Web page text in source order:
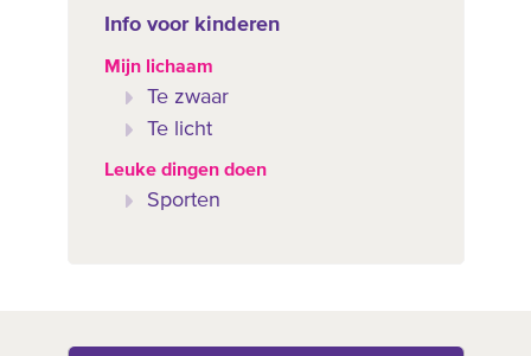
Info voor kinderen
Mijn lichaam
Te zwaar
Te licht
Leuke dingen doen
Sporten